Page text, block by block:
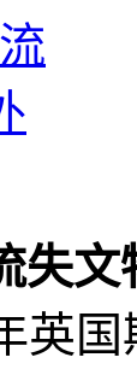
失文
英